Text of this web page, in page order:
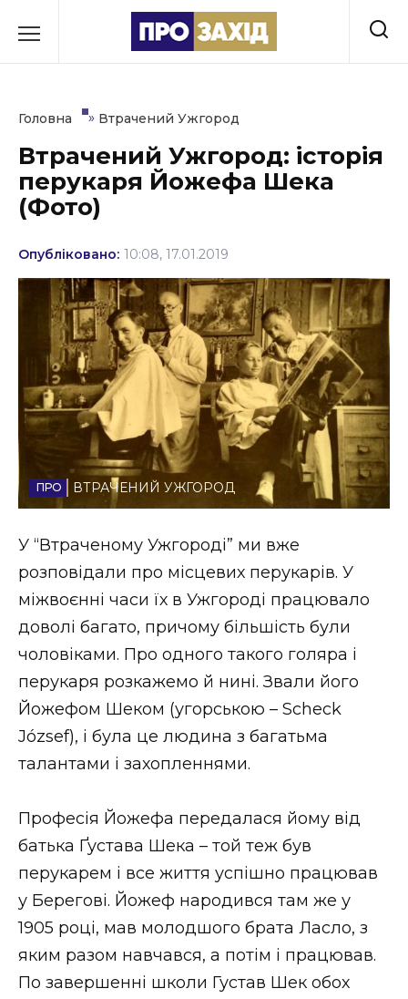
до
Культура
Освіта
Події
Політика
Соціум
Спорт
Стиль життя
Втрачений Ужгород
Втрачений Ужгород (відеоверсія)
ЗАКАРПАТСЬКІ НОВИНИ
НОВИНИ ЗАХІДНОЇ УКРАЇНИ
ФОТО
ВІДЕО
Головна » Втрачений Ужгород
Втрачений Ужгород: історія
перукаря Йожефа Шека
(Фото)
Опубліковано: 10:08, 17.01.2019
ВТРАЧЕНИЙ УЖГОРОД
У “Втраченому Ужгороді” ми вже
розповідали про місцевих перукарів. У
міжвоєнні часи їх в Ужгороді працювало
доволі багато, причому більшість були
чоловіками. Про одного такого голяра і
перукаря розкажемо й нині. Звали його
Йожефом Шеком (угорською – Scheck
József), і була це людина з багатьма
талантами і захопленнями.
Професія Йожефа передалася йому від
батька Ґустава Шека – той теж був
перукарем і все життя успішно працював
у Берегові. Йожеф народився там же у
1905 році, мав молодшого брата Ласло, з
яким разом навчався, а потім і працював.
По завершенні школи Густав Шек обох